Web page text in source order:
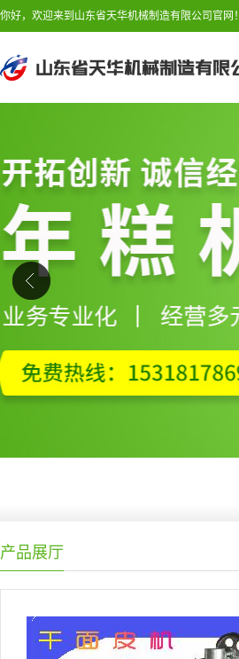
你好，欢迎来到山东省天华机械制造有限公司官网！
产品展厅